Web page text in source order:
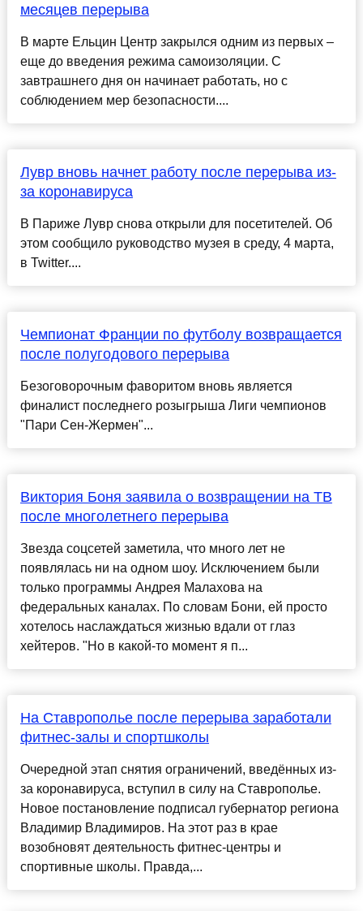
месяцев перерыва
В марте Ельцин Центр закрылся одним из первых –
еще до введения режима самоизоляции. С
завтрашнего дня он начинает работать, но с
соблюдением мер безопасности....
Лувр вновь начнет работу после перерыва из-
за коронавируса
В Париже Лувр снова открыли для посетителей. Об
этом сообщило руководство музея в среду, 4 марта,
в Twitter....
Чемпионат Франции по футболу возвращается
после полугодового перерыва
Безоговорочным фаворитом вновь является
финалист последнего розыгрыша Лиги чемпионов
"Пари Сен-Жермен"...
Виктория Боня заявила о возвращении на ТВ
после многолетнего перерыва
Звезда соцсетей заметила, что много лет не
появлялась ни на одном шоу. Исключением были
только программы Андрея Малахова на
федеральных каналах. По словам Бони, ей просто
хотелось наслаждаться жизнью вдали от глаз
хейтеров. "Но в какой-то момент я п...
На Ставрополье после перерыва заработали
фитнес-залы и спортшколы
Очередной этап снятия ограничений, введённых из-
за коронавируса, вступил в силу на Ставрополье.
Новое постановление подписал губернатор региона
Владимир Владимиров. На этот раз в крае
возобновят деятельность фитнес-центры и
спортивные школы. Правда,...